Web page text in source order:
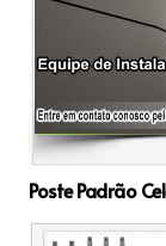
Poste Padrão